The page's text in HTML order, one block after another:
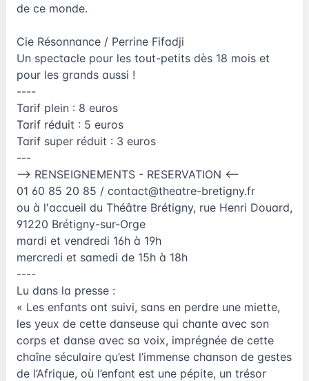
de ce monde.
Cie Résonnance / Perrine Fifadji
Un spectacle pour les tout-petits dès 18 mois et
pour les grands aussi !
----
Tarif plein : 8 euros
Tarif réduit : 5 euros
Tarif super réduit : 3 euros
---
--> RENSEIGNEMENTS - RESERVATION <--
01 60 85 20 85 / contact@theatre-bretigny.fr
ou à l'accueil du Théâtre Brétigny, rue Henri Douard,
91220 Brétigny-sur-Orge
mardi et vendredi 16h à 19h
mercredi et samedi de 15h à 18h
----
Lu dans la presse :
« Les enfants ont suivi, sans en perdre une miette,
les yeux de cette danseuse qui chante avec son
corps et danse avec sa voix, imprégnée de cette
chaîne séculaire qu’est l’immense chanson de gestes
de l’Afrique, où l’enfant est une pépite, un trésor